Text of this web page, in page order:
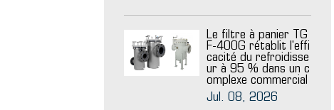
Le filtre à panier TG
F-400G rétablit l'effi
cacité du refroidisse
ur à 95 % dans un c
omplexe commercial
Jul. 08, 2026